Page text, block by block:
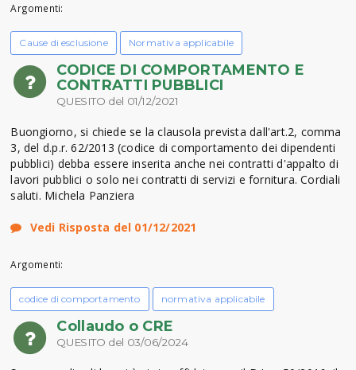
Argomenti:
Cause di esclusione Normativa applicabile
CODICE DI COMPORTAMENTO E
CONTRATTI PUBBLICI
QUESITO del 01/12/2021
Buongiorno, si chiede se la clausola prevista dall'art.2, comma
3, del d.p.r. 62/2013 (codice di comportamento dei dipendenti
pubblici) debba essere inserita anche nei contratti d'appalto di
lavori pubblici o solo nei contratti di servizi e fornitura. Cordiali
saluti. Michela Panziera
Vedi Risposta del 01/12/2021
Argomenti:
codice di comportamento normativa applicabile
Collaudo o CRE
QUESITO del 03/06/2024